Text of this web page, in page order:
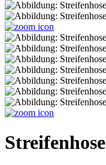
Streifenhose